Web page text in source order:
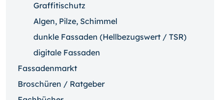
Graffitischutz
Algen, Pilze, Schimmel
dunkle Fassaden (Hellbezugswert / TSR)
digitale Fassaden
Fassadenmarkt
Broschüren / Ratgeber